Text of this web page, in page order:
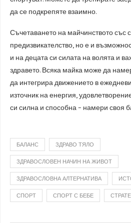
да се подкрепяте взаимно.
Съчетаването на майчинството със
предизвикателство, но е и
и на децата си силата на волята и
здравето. Всяка майка може да
да интегрира движението в
източник на енергия,
си силна и способна – намери своя
БАЛАНС ЗДРАВО ТЯЛО
ЗДРАВОСЛОВЕН НАЧИН НА ЖИВОТ
ЗДРАВОСЛОВНА АЛТЕРНАТИВА
СПОРТ СПОРТ С БЕБЕ